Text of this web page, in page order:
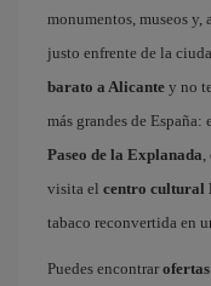
monumentos, museos y,
justo enfrente de la
barato a Alicante y no
más grandes de España:
Paseo de la Explanada,
visita el centro cultural
tabaco reconvertida en
Puedes encontrar